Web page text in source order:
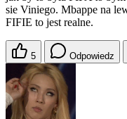
sie Viniego. Mbappe na
FIFIE to jest realne.
5 Odpowiedz